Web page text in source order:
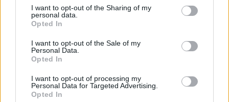
not limited to your visit or usage behaviour. You may click to
grant or deny consent to Google and its third-party tags to
use your data for below specified purposes in below Google
consent section.
I want to opt-out of the Sharing of my
personal data.
Opted In
I want to opt-out of the Sale of my
Personal Data.
Opted In
I want to opt-out of processing my
Personal Data for Targeted Advertising.
Opted In
Nagyjaink Dániában
stolzingimalter •2021. július 03.